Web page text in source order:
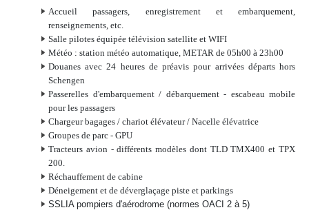
Accueil passagers, enregistrement et embarquement,
renseignements, etc.
Salle pilotes équipée télévision satellite et WIFI
Météo : station météo automatique, METAR de 05h00 à 23h00
Douanes avec 24 heures de préavis pour arrivées départs hors
Schengen
Passerelles d'embarquement / débarquement - escabeau mobile
pour les passagers
Chargeur bagages / chariot élévateur / Nacelle élévatrice
Groupes de parc - GPU
Tracteurs avion - différents modèles dont TLD TMX400 et TPX
200.
Réchauffement de cabine
Déneigement et de déverglaçage piste et parkings
SSLIA pompiers d'aérodrome (normes OACI 2 à 5)